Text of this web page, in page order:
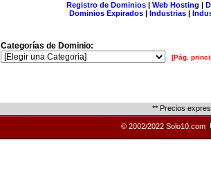
Registro de Dominios| Web Hosting |
Dominios Expirados | Industrias |
Categorías de Dominio:
[Pág.
** Precios
© 2002/2022 Solo10.com